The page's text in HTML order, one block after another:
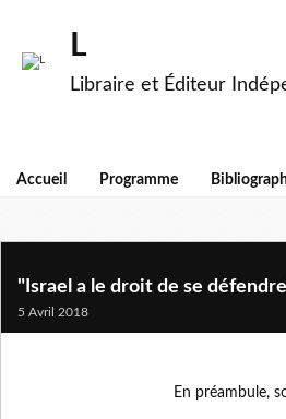
L
Libraire et Éditeur
Accueil Programme
"Israel a le droit de se
5 Avril 2018
En préambule,